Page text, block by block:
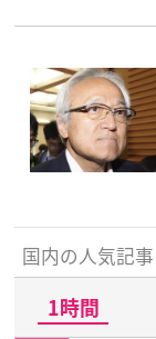
国内の人気記事
1時間